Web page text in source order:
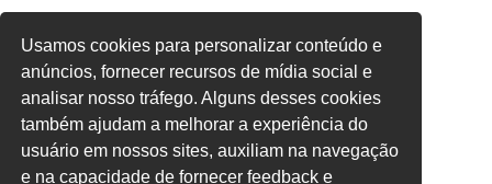
Usamos cookies para personalizar conteúdo e
anúncios, fornecer recursos de mídia social e
analisar nosso tráfego. Alguns desses cookies
também ajudam a melhorar a experiência do
usuário em nossos sites, auxiliam na navegação
e na capacidade de fornecer feedback e